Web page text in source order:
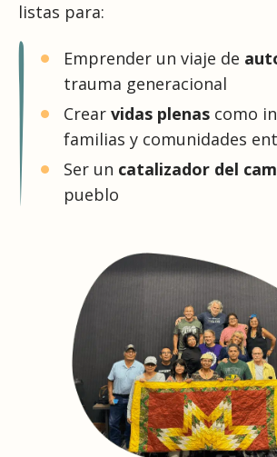
listas para:
Emprender un viaje de
trauma generacional
Crear vidas plenas como
familias y comunidades
Ser un catalizador del
pueblo